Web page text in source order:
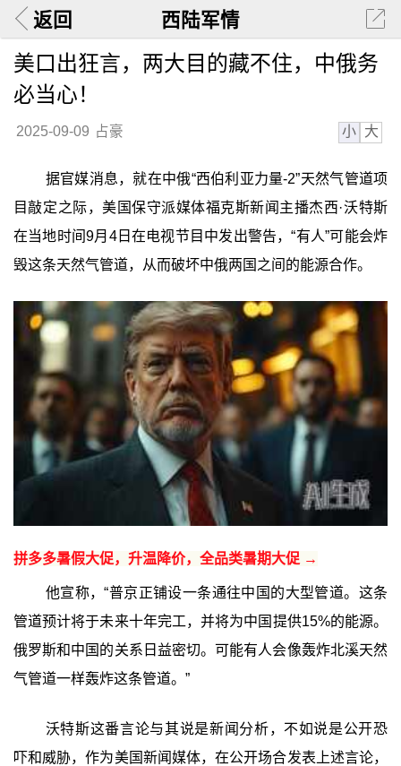
返回 西陆军情
美口出狂言，两大目的藏不住，中俄务
必当心！
2025-09-09 占豪 小 大
据官媒消息，就在中俄“西伯利亚力量-2”天然气管道项
目敲定之际，美国保守派媒体福克斯新闻主播杰西·沃特斯
在当地时间9月4日在电视节目中发出警告，“有人”可能会炸
毁这条天然气管道，从而破坏中俄两国之间的能源合作。
拼多多暑假大促，升温降价，全品类暑期大促 →
他宣称，“普京正铺设一条通往中国的大型管道。这条
管道预计将于未来十年完工，并将为中国提供15%的能源。
俄罗斯和中国的关系日益密切。可能有人会像轰炸北溪天然
气管道一样轰炸这条管道。”
沃特斯这番言论与其说是新闻分析，不如说是公开恐
吓和威胁，作为美国新闻媒体，在公开场合发表上述言论，